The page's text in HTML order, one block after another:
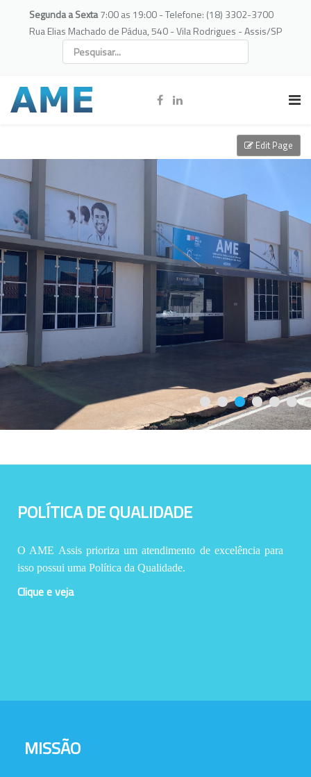
Segunda a Sexta7:00 as 19:00 - Telefone: (18) 3302-3700
Rua Elias Machado de Pádua, 540 - Vila Rodrigues - Assis/SP
POLÍTICA DE QUALIDADE
O AME Assis prioriza um atendimento de excelência para
isso possui uma Política da Qualidade.
Clique e veja
MISSÃO
Edit Page